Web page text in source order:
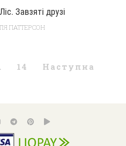
Завзяті друзі
ПАТТЕРСОН
14 Наступна